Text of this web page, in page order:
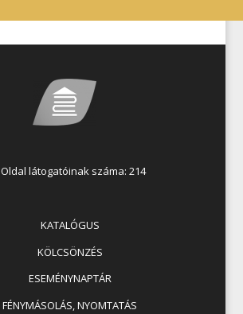
Oldal látogatóinak száma: 214
KATALÓGUS
KÖLCSÖNZÉS
ESEMÉNYNAPTÁR
FÉNYMÁSOLÁS, NYOMTATÁS